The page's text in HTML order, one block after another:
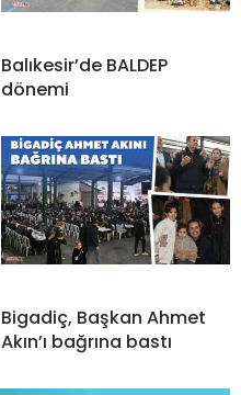
Balıkesir’de BALDEP
dönemi
Bigadiç, Başkan Ahmet
Akın’ı bağrına bastı